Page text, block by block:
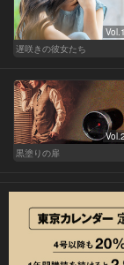
Vol.1
遅咲きの彼女たち
Vol.2
黒塗りの扉